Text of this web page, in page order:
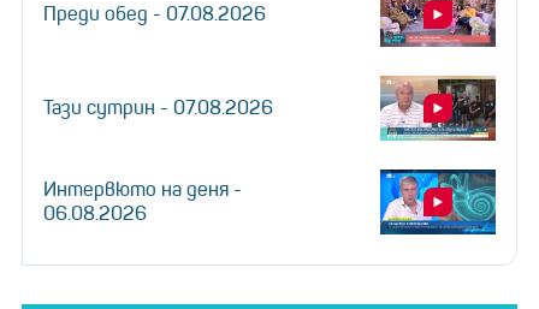
Преди обед - 07.08.2026
Тази сутрин - 07.08.2026
Интервюто на деня -
06.08.2026